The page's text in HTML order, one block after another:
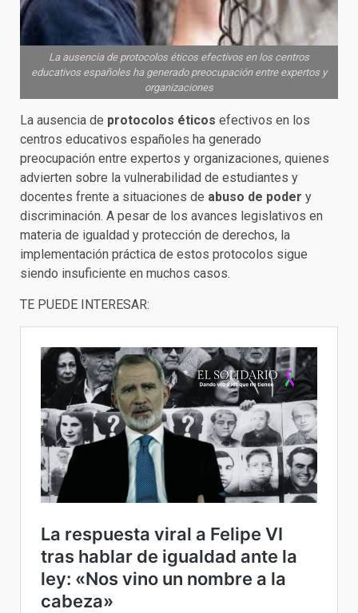
La ausencia de protocolos éticos efectivos en los centros
educativos españoles ha generado preocupación entre expertos y
organizaciones
La ausencia de protocolos éticos efectivos en los
centros educativos españoles ha generado
preocupación entre expertos y organizaciones, quienes
advierten sobre la vulnerabilidad de estudiantes y
docentes frente a situaciones de abuso de poder y
discriminación. A pesar de los avances legislativos en
materia de igualdad y protección de derechos, la
implementación práctica de estos protocolos sigue
siendo insuficiente en muchos casos.
TE PUEDE INTERESAR: